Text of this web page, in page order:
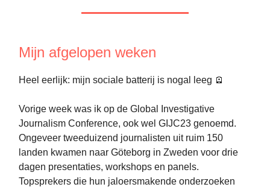
Mijn afgelopen weken
Heel eerlijk: mijn sociale batterij is nogal leeg 🪫
Vorige week was ik op de Global Investigative
Journalism Conference, ook wel GIJC23 genoemd.
Ongeveer tweeduizend journalisten uit ruim 150
landen kwamen naar Göteborg in Zweden voor drie
dagen presentaties, workshops en panels.
Topsprekers die hun jaloersmakende onderzoeken